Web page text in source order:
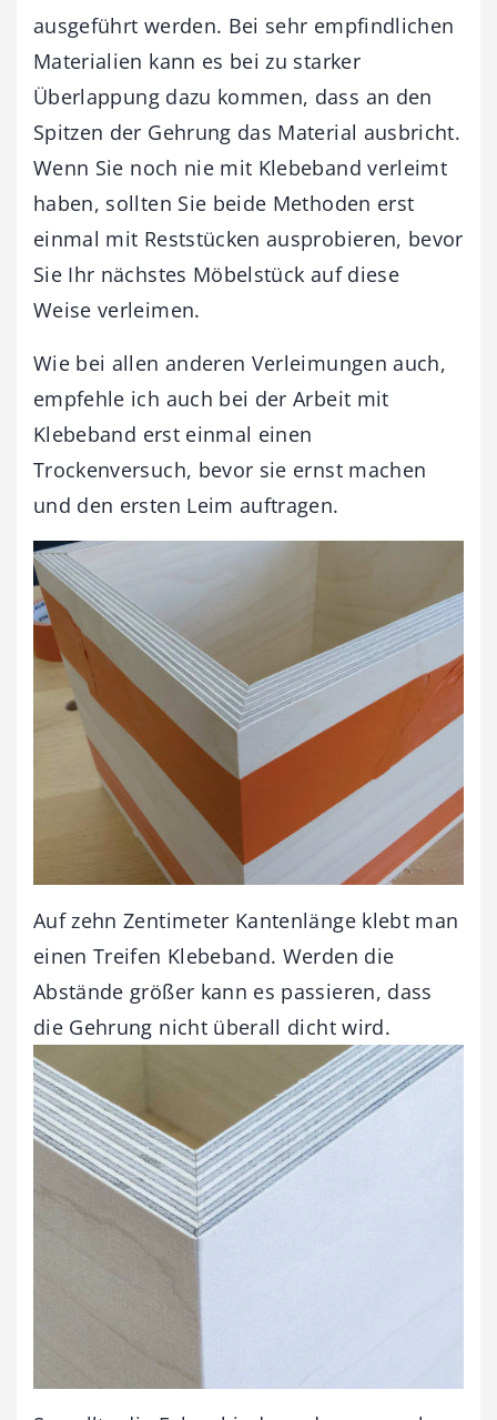
ausgeführt werden. Bei sehr empfindlichen
Materialien kann es bei zu starker
Überlappung dazu kommen, dass an den
Spitzen der Gehrung das Material ausbricht.
Wenn Sie noch nie mit Klebeband verleimt
haben, sollten Sie beide Methoden erst
einmal mit Reststücken ausprobieren, bevor
Sie Ihr nächstes Möbelstück auf diese
Weise verleimen.
Wie bei allen anderen Verleimungen auch,
empfehle ich auch bei der Arbeit mit
Klebeband erst einmal einen
Trockenversuch, bevor sie ernst machen
und den ersten Leim auftragen.
Auf zehn Zentimeter Kantenlänge klebt man
einen Treifen Klebeband. Werden die
Abstände größer kann es passieren, dass
die Gehrung nicht überall dicht wird.